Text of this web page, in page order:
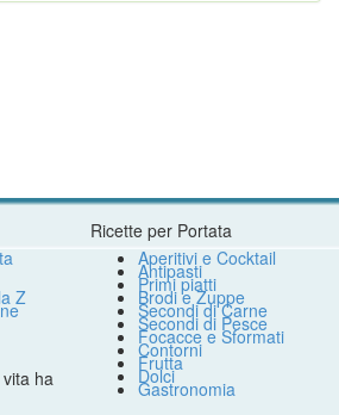
Z
ha
Ricette per Portata
Aperitivi e Cocktail
Antipasti
Primi piatti
Brodi e Zuppe
Secondi di Carne
Secondi di Pesce
Focacce e Sformati
Contorni
Frutta
Dolci
Gastronomia